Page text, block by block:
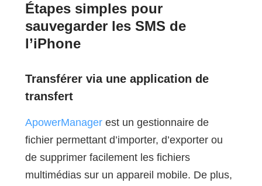
Étapes simples pour
sauvegarder les SMS de
l’iPhone
Transférer via une application de
transfert
ApowerManagerest un gestionnaire de
fichier permettant d’importer, d’exporter ou
de supprimer facilement les fichiers
multimédias sur un appareil mobile. De plus,